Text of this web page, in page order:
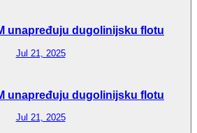
unapređuju dugolinijsku flotu
Jul 21, 2025
unapređuju dugolinijsku flotu
Jul 21, 2025